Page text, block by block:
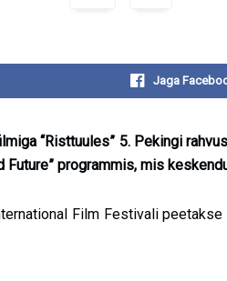
Jaga
“Risttuules” 5. Pekingi
Future” programmis, mis
Film Festivali